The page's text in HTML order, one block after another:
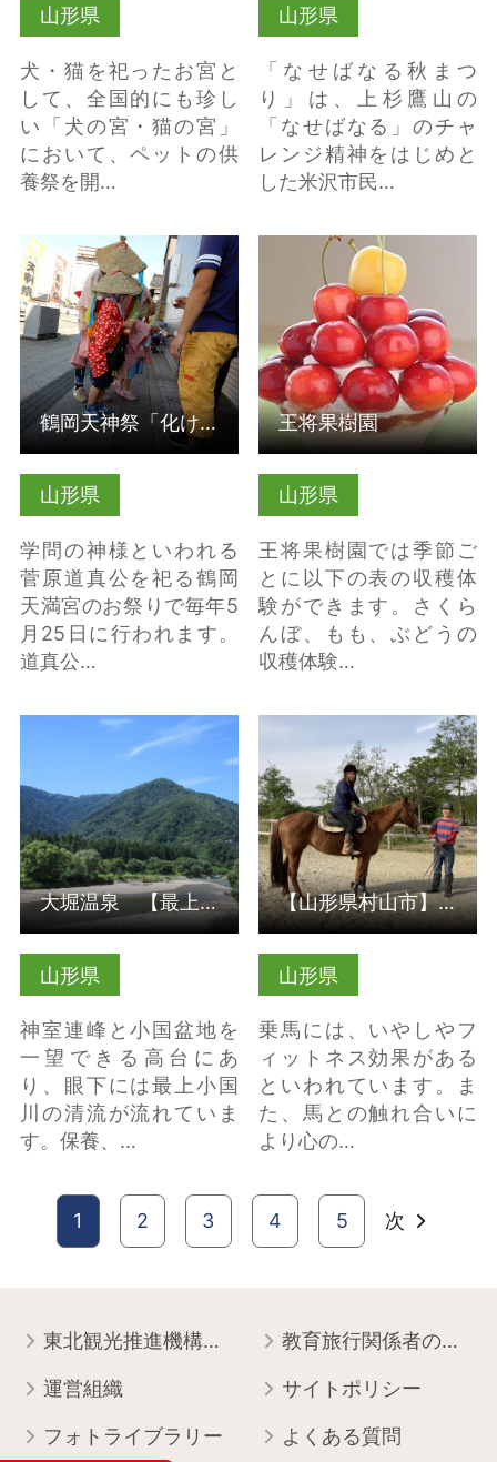
山形県
犬・猫を祀ったお宮と
して、全国的にも珍し
い「犬の宮・猫の宮」
において、ペットの供
養祭を開…
山形県
「なせばなる秋まつ
り」は、上杉鷹山の
「なせばなる」のチャ
レンジ精神をはじめと
した米沢市民…
山形県
学問の神様といわれる
菅原道真公を祀る鶴岡
天満宮のお祭りで毎年5
月25日に行われます。
道真公…
鶴岡天神祭「化けもの
まつり」 の詳細はこち
ら
鶴岡天神祭「化けものまつり」
山形県
王将果樹園では季節ご
とに以下の表の収穫体
験ができます。さくら
んぼ、もも、ぶどうの
収穫体験…
王将果樹園 の詳細はこ
王将果樹園
山形県
神室連峰と小国盆地を
一望できる高台にあ
り、眼下には最上小国
川の清流が流れていま
す。保養、…
大堀温泉 【最上町】
の詳細はこちら
大堀温泉 【最上町】
山形県
乗馬には、いやしやフ
ィットネス効果がある
といわれています。ま
た、馬との触れ合いに
より心の…
【山形県村山市】 い
やしの乗馬体験「ホー
スガーデンむらやま」
の詳細はこちら
【山形県村山市】 いやしの乗馬体験「ホースガーデンむらやま」
1 2 3 4 5 次
東北観光推進機構について 教育旅行関係者の皆様へ
運営組織 サイトポリシー
フォトライブラリー よくある質問